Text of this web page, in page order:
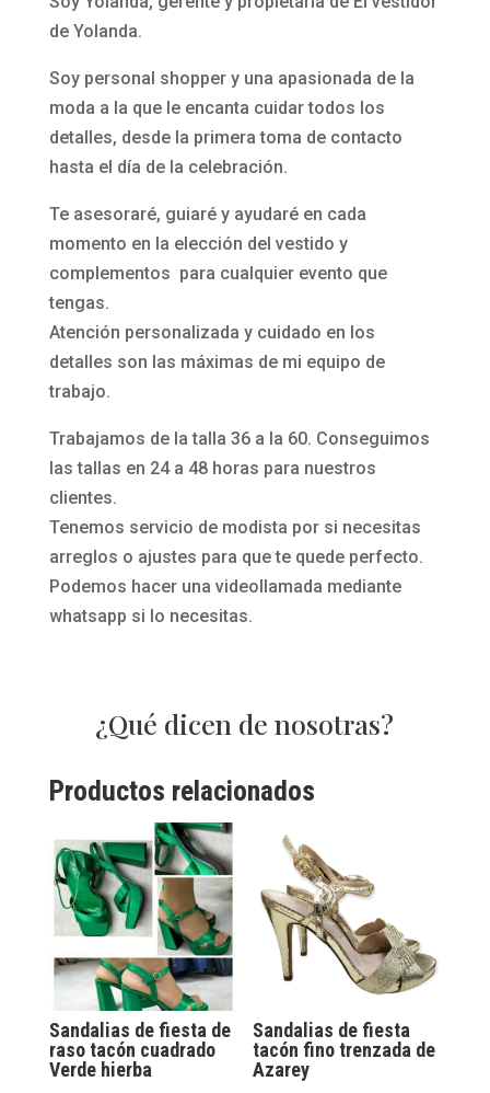
de Yolanda.
Soy personal shopper y una apasionada de la
moda a la que le encanta cuidar todos los
detalles, desde la primera toma de contacto
hasta el día de la celebración.
Te asesoraré, guiaré y ayudaré en cada
momento en la elección del vestido y
complementos para cualquier evento que
tengas.
Atención personalizada y cuidado en los
detalles son las máximas de mi equipo de
trabajo.
Trabajamos de la talla 36 a la 60. Conseguimos
las tallas en 24 a 48 horas para nuestros
clientes.
Tenemos servicio de modista por si necesitas
arreglos o ajustes para que te quede perfecto.
Podemos hacer una videollamada mediante
whatsapp si lo necesitas.
¿Qué dicen de nosotras?
Productos relacionados
Sandalias de fiesta de
raso tacón cuadrado
Verde hierba
Sandalias de fiesta
tacón fino trenzada de
Azarey